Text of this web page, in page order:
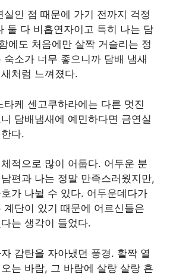
실인 점 때문에 가기 전까지 걱정
둘 다 비흡연자이고 특히 나는 담
에도 처음에만 살짝 거슬리는 정
숙소가 너무 좋으니까 담배 냄새
처럼 느껴졌다.
타케 센고쿠하라에는 다른 멋진
담배냄새에 예민하다면 금연실
다.
적으로 많이 어둡다. 어두운 분
편과 나는 정말 만족스러웠지만,
가 나뉠 수 있다. 어두운데다가
계단이 있기 때문에 어르신들은
는 생각이 들었다.
감탄을 자아냈던 풍경. 활짝 열
는 바람, 그 바람에 살랑 살랑 흔